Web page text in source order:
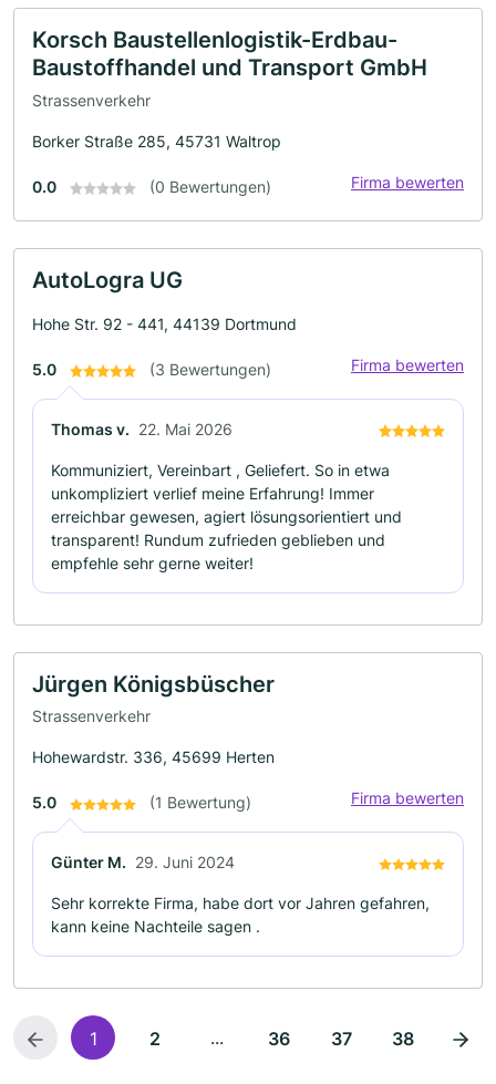
Korsch Baustellenlogistik-Erdbau-
Baustoffhandel und Transport GmbH
Strassenverkehr
Borker Straße 285, 45731 Waltrop
0.0 (0 Bewertungen) Firma bewerten
AutoLogra UG
Hohe Str. 92 - 441, 44139 Dortmund
5.0 (3 Bewertungen) Firma bewerten
Thomas v. 22. Mai 2026
Kommuniziert, Vereinbart , Geliefert. So in etwa
unkompliziert verlief meine Erfahrung! Immer
erreichbar gewesen, agiert lösungsorientiert und
transparent! Rundum zufrieden geblieben und
empfehle sehr gerne weiter!
Jürgen Königsbüscher
Strassenverkehr
Hohewardstr. 336, 45699 Herten
5.0 (1 Bewertung) Firma bewerten
Günter M. 29. Juni 2024
Sehr korrekte Firma, habe dort vor Jahren gefahren,
kann keine Nachteile sagen .
1 2 ... 36 37 38